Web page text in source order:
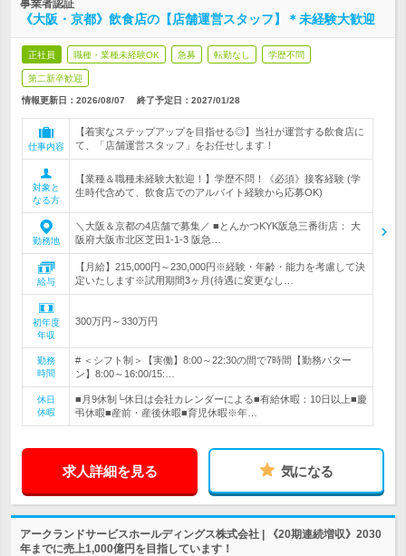
事業者認証
《大阪・京都》飲食店の【店舗運営スタッフ】＊未経験大歓迎
正社員 職種・業種未経験OK 急募 転勤なし 学歴不問
第二新卒歓迎
情報更新日：2026/08/07 終了予定日： 2027/01/28
仕事内容
【着実なステップアップを目指せる◎】当社が運営する飲食店に
て、「店舗運営スタッフ」をお任せします！
対象と
なる方
【業種＆職種未経験大歓迎！】学歴不問！《必須》接客経験 (学
生時代含めて、飲食店でのアルバイト経験から応募OK)
勤務地
＼大阪＆京都の4店舗で募集／ ■とんかつKYK阪急三番街店： 大
阪府大阪市北区芝田1-1-3 阪急…
給与
【月給】215,000円～230,000円※経験・年齢・能力を考慮して決
定いたします※試用期間3ヶ月(待遇に変更なし…
初年度
年収
300万円～330万円
勤務
時間
# ＜シフト制＞【実働】8:00～22:30の間で7時間【勤務パター
ン】8:00～16:00/15:…
休日
休暇
■月9休制└休日は会社カレンダーによる■有給休暇：10日以上■慶
弔休暇■産前・産後休暇■育児休暇※年…
求人詳細を見る 気になる
アークランドサービスホールディングス株式会社 | 《20期連続増収》2030
年までに売上1,000億円を目指しています！